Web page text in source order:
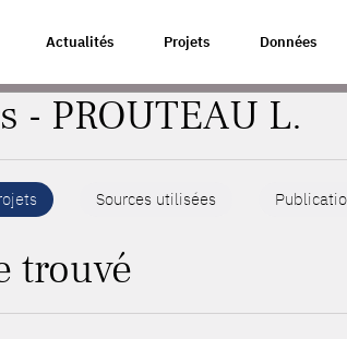
Actualités Projets Données
- PROUTEAU L.
Sources utilisées
trouvé